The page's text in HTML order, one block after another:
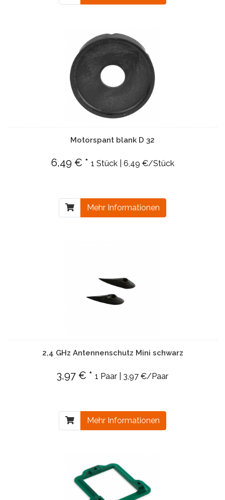
Motorspant blank D 32
6,49 € * 1 Stück | 6,49 €/Stück
Mehr Informationen
2,4 GHz Antennenschutz Mini schwarz
3,97 € * 1 Paar | 3,97 €/Paar
Mehr Informationen